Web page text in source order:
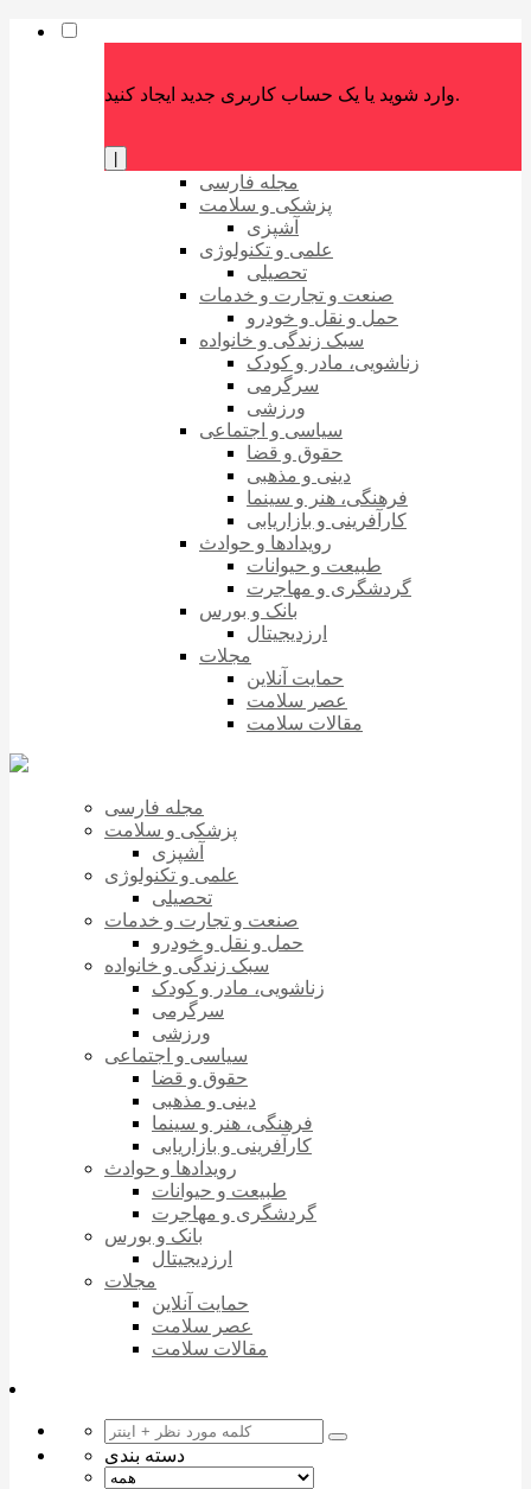
وارد شوید یا یک حساب کاربری جدید ایجاد کنید.
مجله فارسی
پزشکی و سلامت
آشپزی
علمی و تکنولوژی
تحصیلی
صنعت و تجارت و خدمات
حمل و نقل و خودرو
سبک زندگی و خانواده
زناشویی، مادر و کودک
سرگرمی
ورزشی
سیاسی و اجتماعی
حقوق و قضا
دینی و مذهبی
فرهنگی، هنر و سینما
کارآفرینی و بازاریابی
رویدادها و حوادث
طبیعت و حیوانات
گردشگری و مهاجرت
بانک و بورس
ارزدیجیتال
مجلات
حمایت آنلاین
عصر سلامت
مقالات سلامت
مجله فارسی
پزشکی و سلامت
آشپزی
علمی و تکنولوژی
تحصیلی
صنعت و تجارت و خدمات
حمل و نقل و خودرو
سبک زندگی و خانواده
زناشویی، مادر و کودک
سرگرمی
ورزشی
سیاسی و اجتماعی
حقوق و قضا
دینی و مذهبی
فرهنگی، هنر و سینما
کارآفرینی و بازاریابی
رویدادها و حوادث
طبیعت و حیوانات
گردشگری و مهاجرت
بانک و بورس
ارزدیجیتال
مجلات
حمایت آنلاین
عصر سلامت
مقالات سلامت
دسته بندی